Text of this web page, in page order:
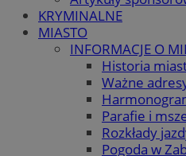
KRYMINALNE
MIASTO
INFORMACJE O
Historia
Ważne
Parafie i
Rozkłady
Pogoda w